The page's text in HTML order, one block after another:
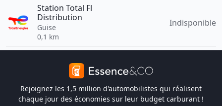
Station Total Fl
Distribution
Guise
0,1 km
Indisponible
Rejoignez les 1,5 million d'automobilistes qui réalisent
chaque jour des économies sur leur budget carburant !